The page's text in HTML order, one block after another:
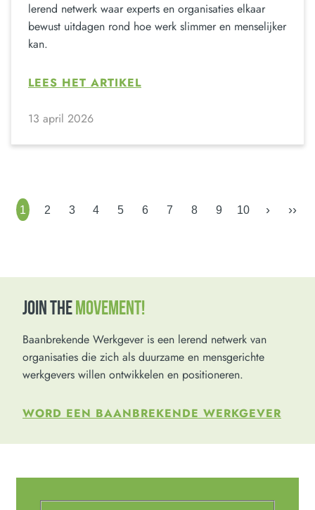
lerend netwerk waar experts en organisaties elkaar
bewust uitdagen rond hoe werk slimmer en menselijker
kan.
LEES HET ARTIKEL
13 april 2026
1 2 3 4 5 6 7 8 9 10 › ››
JOIN THEMOVEMENT!
Baanbrekende Werkgever is een lerend netwerk van
organisaties die zich als duurzame en mensgerichte
werkgevers willen ontwikkelen en positioneren.
WORD EEN BAANBREKENDE WERKGEVER